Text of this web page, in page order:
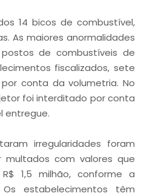
14 bicos de combustível,
As maiores anormalidades
de combustíveis de
fiscalizados, sete
conta da volumetria. No
foi interditado por conta
entregue.
irregularidades foram
com valores que
1,5 milhão, conforme a
estabelecimentos têm